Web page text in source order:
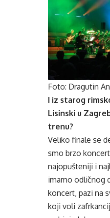
Foto: Dragutin
I iz starog
Lisinski u
trenu?
Veliko finale se
smo brzo
najopušteniji i
imamo odličnog
koncert, pazi na
koji voli